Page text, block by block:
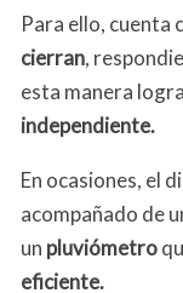
Para ello, cuenta
cierran,
esta manera
independiente.
En ocasiones, el
acompañado de
un pluviómetro
eficiente.